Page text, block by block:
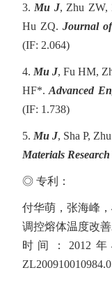
3. Mu J, Zhu ZW,
Hu ZQ. Journal
(IF: 2.064)
4. Mu J, Fu HM,
HF*.Advanced
(IF: 1.738)
5. Mu J, Sha P,
Materials Research
◎ 专利：
付华萌，张海峰，
调控熔体温度改
时间：2012
ZL200910010984.0